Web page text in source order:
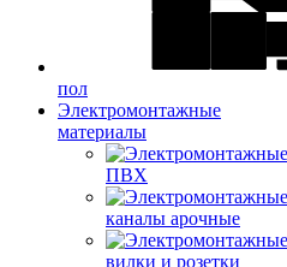
пол
Электромонтажные
материалы
ПВХ
каналы арочные
вилки и розетки